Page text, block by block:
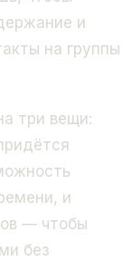
и
на группы
три вещи:
и
— чтобы
без